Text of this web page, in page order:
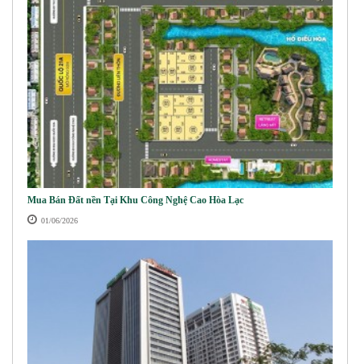
Mua Bán Đất nền Tại Khu Công Nghệ Cao Hòa Lạc
01/06/2026